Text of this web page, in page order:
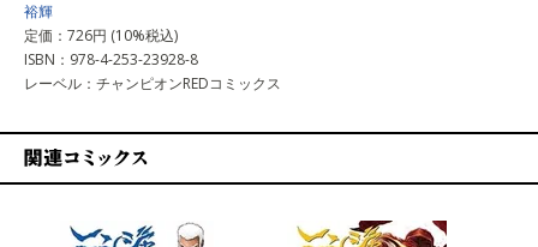
裕輝
定価：726円 (10%税込)
ISBN：978-4-253-23928-8
レーベル：チャンピオンREDコミックス